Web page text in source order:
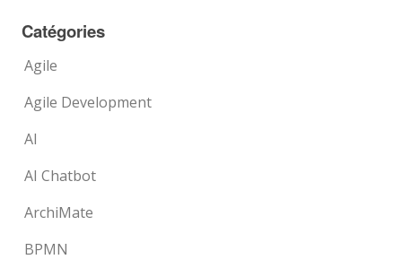
Catégories
Agile
Agile Development
AI
AI Chatbot
ArchiMate
BPMN